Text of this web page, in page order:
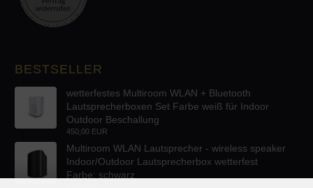
BESTSELLER
wetterfestes Multiroom WLAN + Bluetooth
Lautsprecherboxen Set Farbe weiß für Indoor
Outdoor Beschallung
450,00 EUR
Multiroom WLAN Lautsprecher - wireless speaker
Indoor/Outdoor Lautsprecherbox wetterfest
Farbe: schwarz